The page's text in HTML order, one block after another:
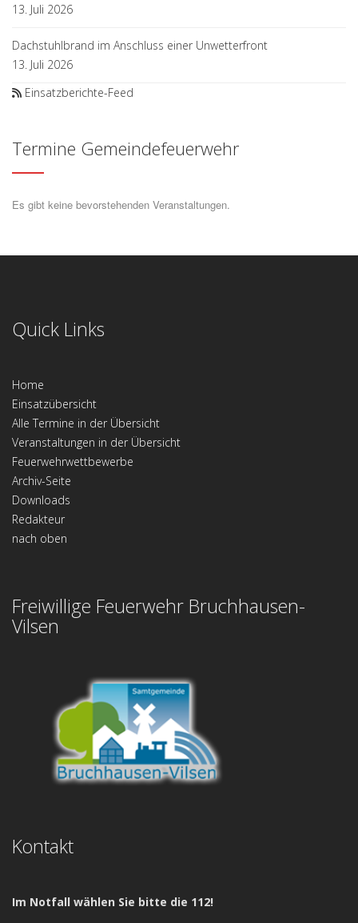
13. Juli 2026
Dachstuhlbrand im Anschluss einer Unwetterfront
13. Juli 2026
Einsatzberichte-Feed
Termine Gemeindefeuerwehr
Es gibt keine bevorstehenden Veranstaltungen.
Quick Links
Home
Einsatzübersicht
Alle Termine in der Übersicht
Veranstaltungen in der Übersicht
Feuerwehrwettbewerbe
Archiv-Seite
Downloads
Redakteur
nach oben
Freiwillige Feuerwehr Bruchhausen-
Vilsen
Kontakt
Im Notfall wählen Sie bitte die 112!